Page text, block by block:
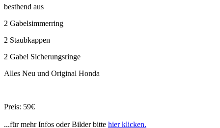
besthend aus
2 Gabelsimmerring
2 Staubkappen
2 Gabel Sicherungsringe
Alles Neu und Original Honda
Preis: 59€
...für mehr Infos oder Bilder bitte hier klicken.